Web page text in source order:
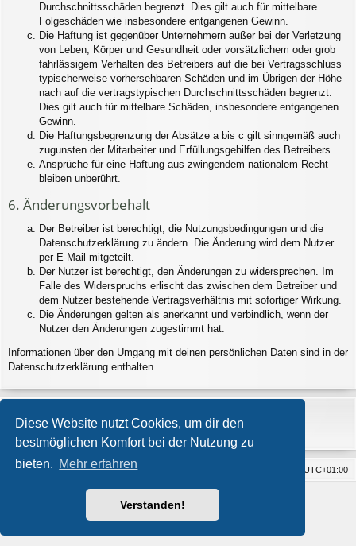
Diese Website nutzt Cookies, um dir den
bestmöglichen Komfort bei der Nutzung zu
bieten. Mehr erfahren
Verstanden!
Durchschnittsschäden begrenzt. Dies gilt auch für mittelbare
Folgeschäden wie insbesondere entgangenen Gewinn.
Die Haftung ist gegenüber Unternehmern außer bei der Verletzung
von Leben, Körper und Gesundheit oder vorsätzlichem oder grob
fahrlässigem Verhalten des Betreibers auf die bei Vertragsschluss
typischerweise vorhersehbaren Schäden und im Übrigen der Höhe
nach auf die vertragstypischen Durchschnittsschäden begrenzt.
Dies gilt auch für mittelbare Schäden, insbesondere entgangenen
Gewinn.
Die Haftungsbegrenzung der Absätze a bis c gilt sinngemäß auch
zugunsten der Mitarbeiter und Erfüllungsgehilfen des Betreibers.
Ansprüche für eine Haftung aus zwingendem nationalem Recht
bleiben unberührt.
6. Änderungsvorbehalt
Der Betreiber ist berechtigt, die Nutzungsbedingungen und die
Datenschutzerklärung zu ändern. Die Änderung wird dem Nutzer
per E-Mail mitgeteilt.
Der Nutzer ist berechtigt, den Änderungen zu widersprechen. Im
Falle des Widerspruchs erlischt das zwischen dem Betreiber und
dem Nutzer bestehende Vertragsverhältnis mit sofortiger Wirkung.
Die Änderungen gelten als anerkannt und verbindlich, wenn der
Nutzer den Änderungen zugestimmt hat.
Informationen über den Umgang mit deinen persönlichen Daten sind in der
Datenschutzerklärung enthalten.
Foren-Übersicht UTC+01:00
Impressum
Powered byphpBB® Forum Software © phpBB Limited